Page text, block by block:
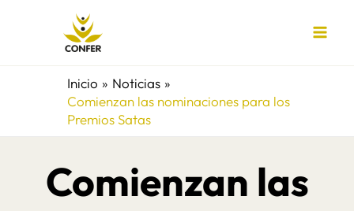
Inicio
Noticias
Comienzan las nominaciones para los
Premios Satas
Comienzan las